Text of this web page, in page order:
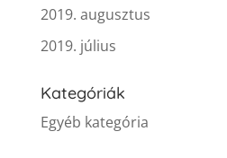
2019. augusztus
2019. július
Kategóriák
Egyéb kategória